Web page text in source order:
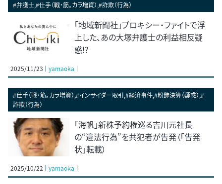
#弁護士,#仕手（戦・筋。カラ増資）,#詐欺（行為）
「地域新聞社」プロキシー・ファイトで浮
上した、あの大塚弁護士の利益相反疑
惑!?
2025/11/23 yamaoka
#仕手（戦・筋。カラ増資）,#インサイダー取引,#経済事件,#粉飾決算（疑惑）,#
詐欺（行為）
「海帆」新株予約権巡る吉川元社長
の“違法行為”を共犯者が告発（「告発
状」転載）
2025/10/22 yamaoka